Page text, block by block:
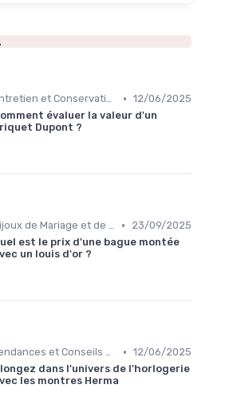
Entretien et Conservation des Bijoux • 12/06/2025
évaluer la valeur d'un
Dupont ?
Bijoux de Mariage et de Fiançailles •
23/09/2025
est le prix d'une bague montée
un louis d'or ?
Tendances et Conseils de Style • 12/06/2025
dans l'univers de l'horlogerie
les montres Herma